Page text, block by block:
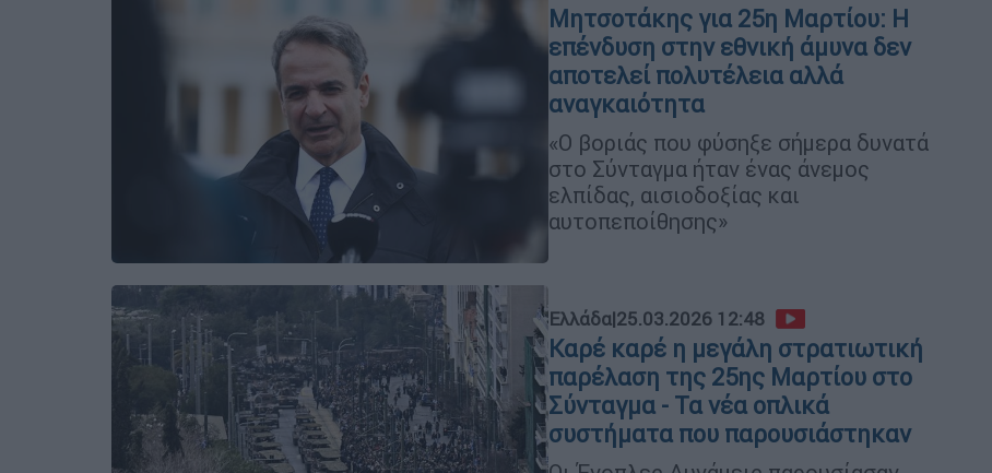
Μητσοτάκης για 25η Μαρτίου: Η
επένδυση στην εθνική άμυνα δεν
αποτελεί πολυτέλεια αλλά
αναγκαιότητα
«Ο βοριάς που φύσηξε σήμερα δυνατά
στο Σύνταγμα ήταν ένας άνεμος
ελπίδας, αισιοδοξίας και
αυτοπεποίθησης»
Ελλάδα|25.03.2026 12:48
Καρέ καρέ η μεγάλη στρατιωτική
παρέλαση της 25ης Μαρτίου στο
Σύνταγμα - Τα νέα οπλικά
συστήματα που παρουσιάστηκαν